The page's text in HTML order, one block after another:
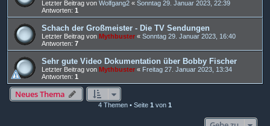
Letzter Beitrag von Wolfgang2 « Sonntag 29. Januar 2023, 22:39
Antworten: 1
Schach der Großmeister - Die TV Sendungen
Letzter Beitrag von Mythbuster « Sonntag 29. Januar 2023, 16:40
Antworten: 7
Sehr gute Video Dokumentation über Bobby Fischer
Letzter Beitrag von Mythbuster « Freitag 27. Januar 2023, 13:34
Antworten: 1
Neues Thema
4 Themen • Seite 1 von 1